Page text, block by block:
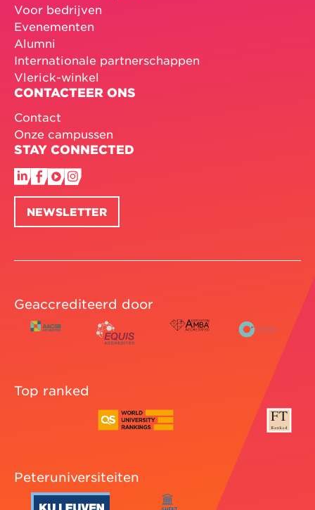
Voor bedrijven
Evenementen
Alumni
Internationale partnerschappen
Vlerick-winkel
CONTACTEER ONS
Contact
Onze campussen
STAY CONNECTED
NEWSLETTER
Geaccrediteerd door
Top ranked
Peteruniversiteiten